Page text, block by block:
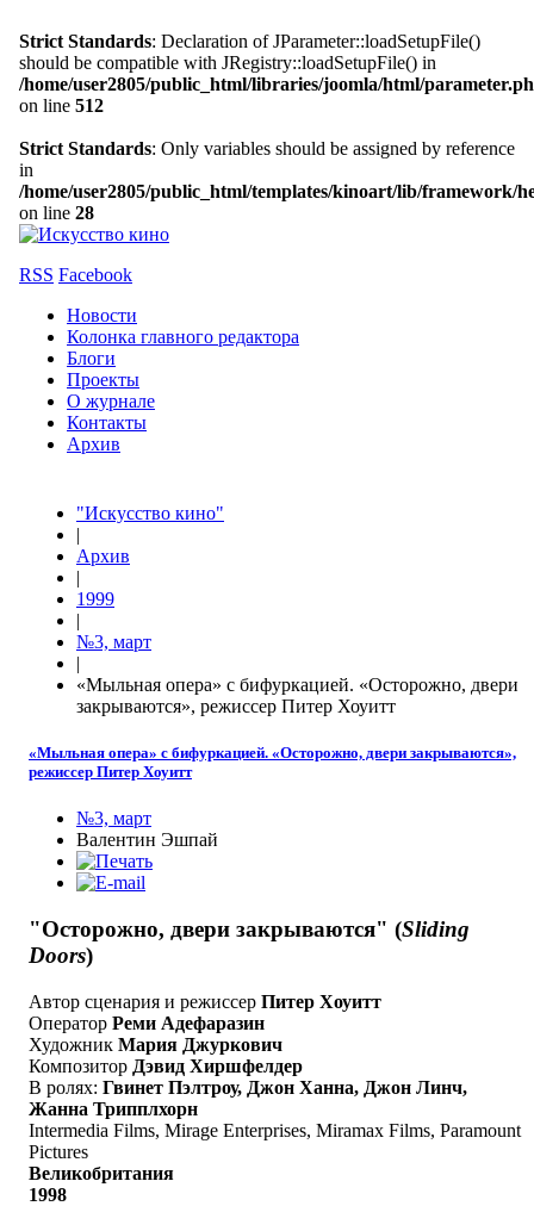
Strict Standards: Declaration of JParameter::loadSetupFile()
should be compatible with JRegistry::loadSetupFile() in
/home/user2805/public_html/libraries/joomla/html/
on line 512
Strict Standards: Only variables should be assigned by reference
in
/home/user2805/public_html/templates/kinoart/lib/framework/
on line 28
RSS Facebook
Новости
Колонка главного редактора
Блоги
Проекты
О журнале
Контакты
Архив
"Искусство кино"
|
Архив
|
1999
|
№3, март
|
«Мыльная опера» c бифуркацией. «Осторожно, двери
закрываются», режиссер Питер Хоуитт
«Мыльная опера» c бифуркацией. «Осторожно, двери закрываются»,
режиссер Питер Хоуитт
№3, март
Валентин Эшпай
"Осторожно, двери закрываются" (Sliding
Doors)
Автор сценария и режиссер Питер Хоуитт
Оператор Реми Адефаразин
Художник Мария Джуркович
Композитор Дэвид Хиршфелдер
В ролях: Гвинет Пэлтроу, Джон Ханна, Джон Линч,
Жанна Трипплхорн
Intermedia Films, Mirage Enterprises, Miramax Films, Paramount
Pictures
Великобритания
1998